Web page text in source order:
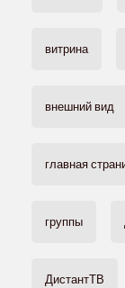
витрина
внешний вид
главная
группы
ДистантТВ